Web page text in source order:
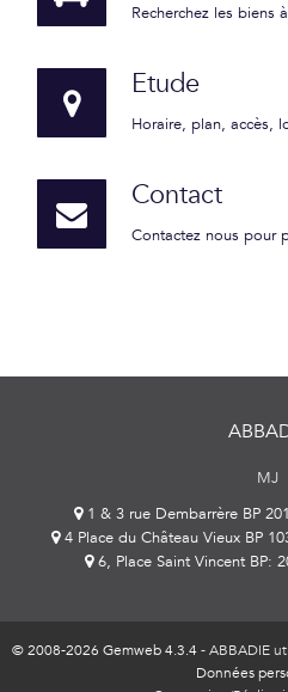
Recherchez les biens
Etude
Horaire, plan, accès,
Contact
Contactez nous pour
MJ
1 & 3 rue Dembarrère BP
4 Place du Château Vieux BP
6, Place Saint Vincent BP:
© 2008-2026 Gemweb 4.3.4- ABBADIE
Données